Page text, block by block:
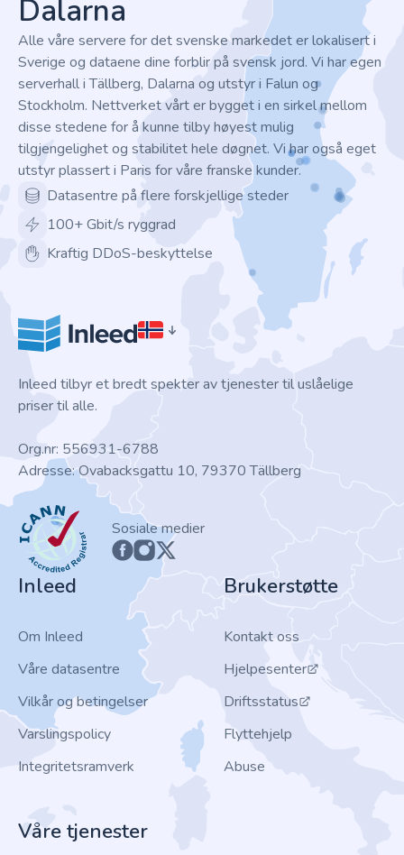
Dalarna
Alle våre servere for det svenske markedet er lokalisert i
Sverige og dataene dine forblir på svensk jord. Vi har egen
serverhall i Tällberg, Dalarna og utstyr i Falun og
Stockholm. Nettverket vårt er bygget i en sirkel mellom
disse stedene for å kunne tilby høyest mulig
tilgjengelighet og stabilitet hele døgnet. Vi har også eget
utstyr plassert i Paris for våre franske kunder.
Datasentre på flere forskjellige steder
100+ Gbit/s ryggrad
Kraftig DDoS-beskyttelse
Inleed tilbyr et bredt spekter av tjenester til uslåelige
priser til alle.
Org.nr: 556931-6788
Adresse: Ovabacksgattu 10, 79370 Tällberg
ICANN
Sosiale medier
Inleed
Om Inleed
Våre datasentre
Vilkår og betingelser
Varslingspolicy
Integritetsramverk
Brukerstøtte
Kontakt oss
Hjelpesenter
Driftsstatus
Flyttehjelp
Abuse
Våre tjenester